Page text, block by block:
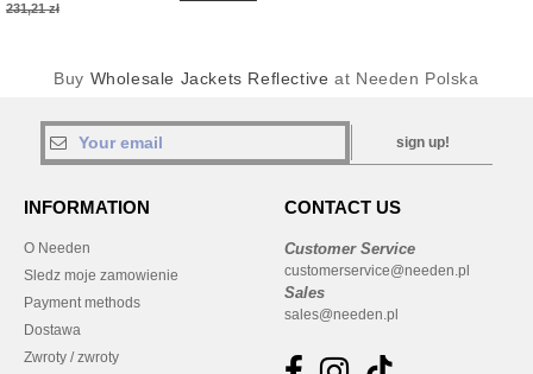
231,21 zł
Buy Wholesale Jackets Reflective at Needen Polska
sign up!
INFORMATION
O Needen
Sledz moje zamowienie
Payment methods
Dostawa
Zwroty / zwroty
CONTACT US
Customer Service
customerservice@needen.pl
Sales
sales@needen.pl